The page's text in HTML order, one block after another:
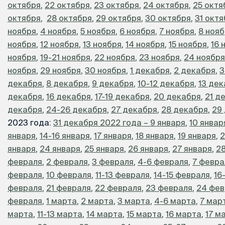
октября, 22 октября, 23 октября, 24 октября, 25
октября, 28 октября, 29 октября, 30 октября, 31
ноября, 4 ноября, 5 ноября, 6 ноября, 7 ноября, 8
ноября, 12 ноября, 13 ноября, 14 ноября, 15 ноября, 16
ноября, 19-21 ноября, 22 ноября, 23 ноября, 24 ноября
ноября, 29 ноября, 30 ноября, 1 декабря, 2 декабря,
декабря, 8 декабря, 9 декабря, 10-12 декабря, 13
декабря, 16 декабря, 17-19 декабря, 20 декабря, 21
декабря, 24-26 декабря, 27 декабря, 28 декабря, 29
2023 года: 31 декабря 2022 года – 9 января, 10
января, 14-16 января, 17 января, 18 января, 19 января,
января, 24 января, 25 января, 26 января, 27 января,
февраля, 2 февраля, 3 февраля, 4-6 февраля, 7
февраля, 10 февраля, 11-13 февраля, 14-15 февраля,
февраля, 21 февраля, 22 февраля, 23 февраля, 24
февраля, 1 марта, 2 марта, 3 марта, 4-6 марта, 7
марта, 11-13 марта, 14 марта, 15 марта, 16 марта, 17